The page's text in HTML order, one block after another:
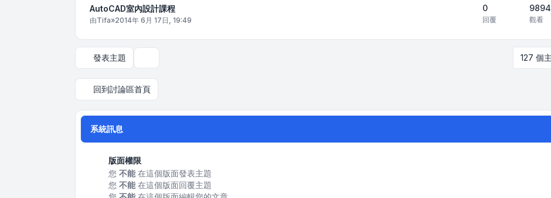
AutoCAD室內設計課程
由Tifa»2014年 6月 17日, 19:49
0
回覆
9894
觀看
發表主題 127 個
回到討論區首頁
系統訊息
版面權限
您 不能在這個版面發表主題
您 不能在這個版面回覆主題